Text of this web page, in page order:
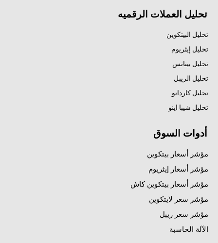
تحليل العملات الرقميه
تحليل البيتكوين
تحليل إيثريوم
تحليل بينانس
تحليل الريبل
تحليل كاردانو
تحليل شيبا اينو
أدوات السوق
مؤشر أسعار بيتكوين
مؤشر أسعار إيثريوم
مؤشر أسعار بيتكوين كاش
مؤشر سعر لايتكوين
مؤشر سعر ريبل
الآلة الحاسبة